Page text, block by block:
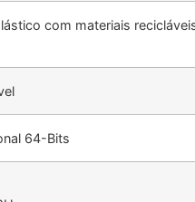
com materiais
64-Bits